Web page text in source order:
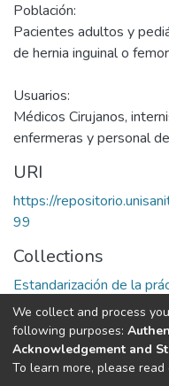
Población:
Pacientes adultos y
de hernia inguinal o
Usuarios:
Médicos Cirujanos,
enfermeras y personal
URI
https://
99
Collections
Estandarización de la
Full item page
DSpace software
We collect and process
following purposes:
Acknowledgement and
To learn more, please read